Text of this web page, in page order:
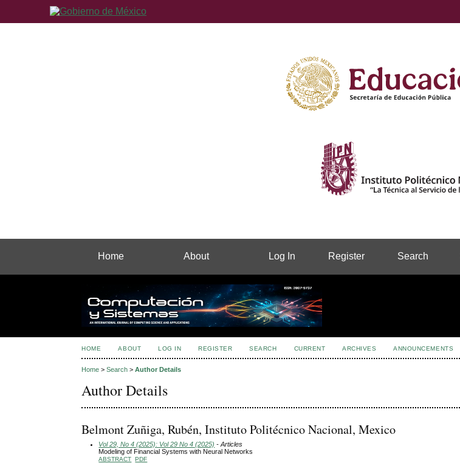
Home About Log In Register Search
HOME ABOUT LOG IN REGISTER SEARCH CURRENT ARCHIVES ANNOUNCEMENTS
Home >Search >Author Details
Author Details
Belmont Zuñiga, Rubén, Instituto Politécnico Nacional, Mexico
Vol 29, No 4 (2025): Vol 29 No 4 (2025) - Articles
Modeling of Financial Systems with Neural Networks
ABSTRACT PDF